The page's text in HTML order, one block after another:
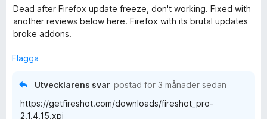
t
1
a
5
g
s
a
t
e
t
y
s
Dead after Firefox update freeze, don't working. Fixed with
another reviews below here. Firefox with its brutal updates
broke addons.
Flagga
Utvecklarens svar postad för 3 månader sedan
https://getfireshot.com/downloads/fireshot_pro-
2.1.4.15.xpi